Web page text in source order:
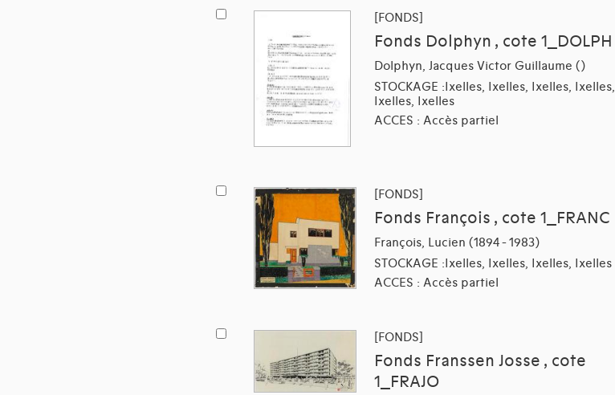
[FONDS]
Fonds Dolphyn , cote 1_DOLPH
Dolphyn, Jacques Victor Guillaume ()
STOCKAGE :Ixelles, Ixelles, Ixelles, Ixelles,
Ixelles, Ixelles
ACCES : Accès partiel
[FONDS]
Fonds François , cote 1_FRANC
François, Lucien (1894 - 1983)
STOCKAGE :Ixelles, Ixelles, Ixelles, Ixelles
ACCES : Accès partiel
[FONDS]
Fonds Franssen Josse , cote
1_FRAJO